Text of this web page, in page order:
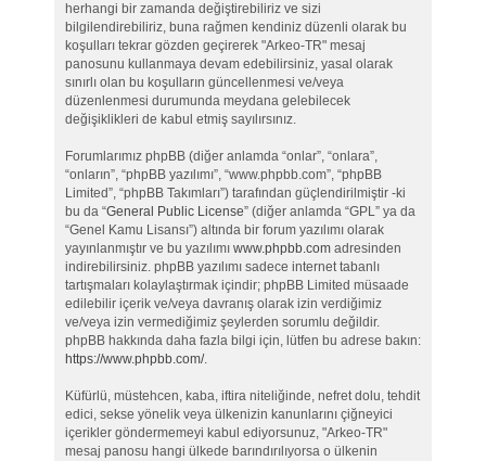
herhangi bir zamanda değiştirebiliriz ve sizi
bilgilendirebiliriz, buna rağmen kendiniz düzenli olarak bu
koşulları tekrar gözden geçirerek "Arkeo-TR" mesaj
panosunu kullanmaya devam edebilirsiniz, yasal olarak
sınırlı olan bu koşulların güncellenmesi ve/veya
düzenlenmesi durumunda meydana gelebilecek
değişiklikleri de kabul etmiş sayılırsınız.
Forumlarımız phpBB (diğer anlamda “onlar”, “onlara”,
“onların”, “phpBB yazılımı”, “www.phpbb.com”, “phpBB
Limited”, “phpBB Takımları”) tarafından güçlendirilmiştir -ki
bu da “General Public License” (diğer anlamda “GPL” ya da
“Genel Kamu Lisansı”) altında bir forum yazılımı olarak
yayınlanmıştır ve bu yazılımı www.phpbb.comadresinden
indirebilirsiniz. phpBB yazılımı sadece internet tabanlı
tartışmaları kolaylaştırmak içindir; phpBB Limited müsaade
edilebilir içerik ve/veya davranış olarak izin verdiğimiz
ve/veya izin vermediğimiz şeylerden sorumlu değildir.
phpBB hakkında daha fazla bilgi için, lütfen bu adrese bakın:
https://www.phpbb.com/.
Küfürlü, müstehcen, kaba, iftira niteliğinde, nefret dolu, tehdit
edici, sekse yönelik veya ülkenizin kanunlarını çiğneyici
içerikler göndermemeyi kabul ediyorsunuz, "Arkeo-TR"
mesaj panosu hangi ülkede barındırılıyorsa o ülkenin